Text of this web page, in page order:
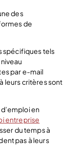
des
de
spécifiques tels
par e-mail
leurs critères sont
en
entreprise
du temps à
pas à leurs